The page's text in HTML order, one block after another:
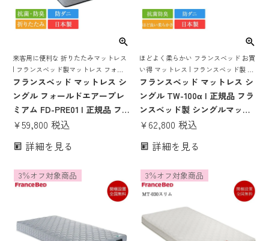
来客用に便利な 折りたたみマットレス
| フランスベッド製マットレス フォー
ルドエアー 薄い 薄型 来客用 三つ折り
折り畳み 折りたたみ 折りたためる 厚
フランスベッド マットレス シ
ングル フォールドエアープレ
ミアム FD-PRE01 | 正規品 フ
ランスベッド フォールドエア
fd-pre01 ベッド 薄い 薄型 来
め 硬い 折りたたみマットレス
¥59,800 税込
詳細を見る
ほどよく柔らかい フランスベッド お買
い得 マットレス | フランスベッド製 ベ
ッドマットレス ベッドマット ベットマ
ット 日本製 国産
フランスベッド マットレス シ
ングル TW-100α | 正規品 フラ
ンスベッド製 シングルマット
レス シングルベッド ベッドマ
マット ベットマットレス 日本
プリング
¥62,800 税込
詳細を見る
3％オフ対象商品 3％オフ対象商品